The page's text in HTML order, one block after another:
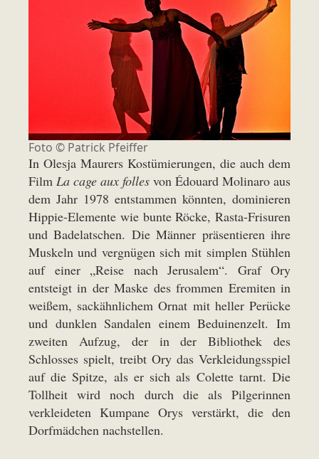
Foto © Patrick Pfeiffer
In Olesja Maurers Kostümierungen, die auch dem
Film La cage aux folles von Édouard Molinaro aus
dem Jahr 1978 entstammen könnten, dominieren
Hippie-Elemente wie bunte Röcke, Rasta-Frisuren
und Badelatschen. Die Männer präsentieren ihre
Muskeln und vergnügen sich mit simplen Stühlen
auf einer „Reise nach Jerusalem“. Graf Ory
entsteigt in der Maske des frommen Eremiten in
weißem, sackähnlichem Ornat mit heller Perücke
und dunklen Sandalen einem Beduinenzelt. Im
zweiten Aufzug, der in der Bibliothek des
Schlosses spielt, treibt Ory das Verkleidungsspiel
auf die Spitze, als er sich als Colette tarnt. Die
Tollheit wird noch durch die als Pilgerinnen
verkleideten Kumpane Orys verstärkt, die den
Dorfmädchen nachstellen.